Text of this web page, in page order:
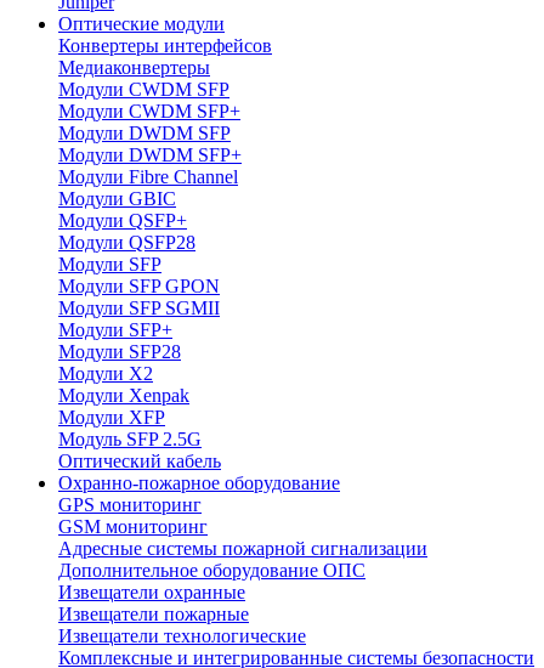
Оптические модули
Конвертеры интерфейсов
Медиаконвертеры
Модули CWDM SFP
Модули CWDM SFP+
Модули DWDM SFP
Модули DWDM SFP+
Модули Fibre Channel
Модули GBIC
Модули QSFP+
Модули QSFP28
Модули SFP
Модули SFP GPON
Модули SFP SGMII
Модули SFP+
Модули SFP28
Модули X2
Модули Xenpak
Модули XFP
Модуль SFP 2.5G
Оптический кабель
Охранно-пожарное оборудование
GPS мониторинг
GSM мониторинг
Адресные системы пожарной сигнализации
Дополнительное оборудование ОПС
Извещатели охранные
Извещатели пожарные
Извещатели технологические
Комплексные и интегрированные системы безопасноcти